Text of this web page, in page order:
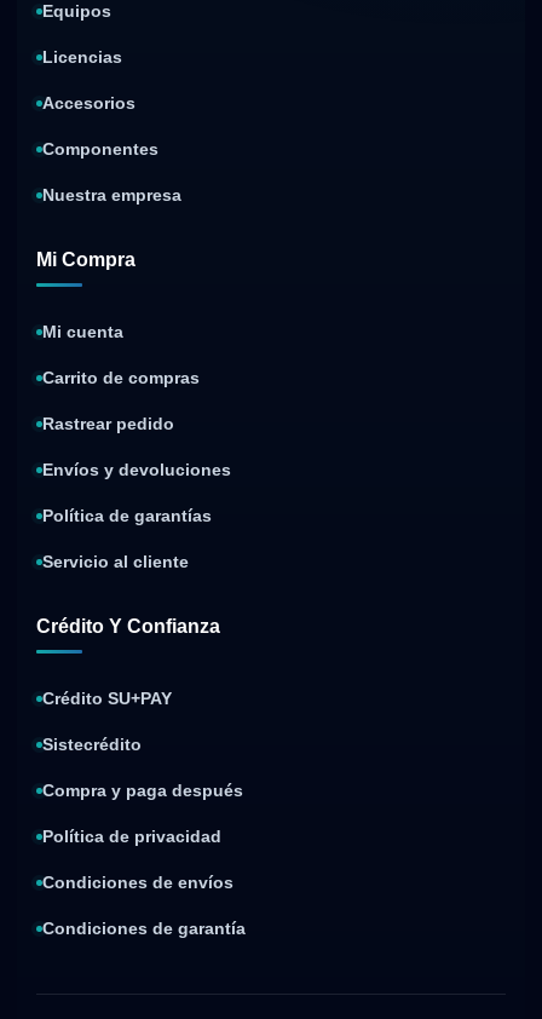
Equipos
Licencias
Accesorios
Componentes
Nuestra empresa
Mi Compra
Mi cuenta
Carrito de compras
Rastrear pedido
Envíos y devoluciones
Política de garantías
Servicio al cliente
Crédito Y Confianza
Crédito SU+PAY
Sistecrédito
Compra y paga después
Política de privacidad
Condiciones de envíos
Condiciones de garantía